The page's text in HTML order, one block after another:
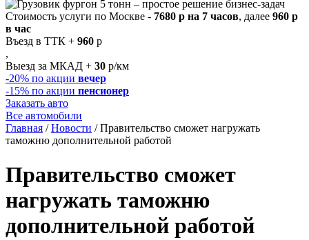
Стоимость услуги по Москве - 7680 р на 7 часов, далее 960 р
в час
Въезд в ТТК + 960 р
,
Выезд за МКАД + 30 р/км
-20% по акции вечер
-15% по акции пенсионер
Заказать авто
Все автомобили
Главная /Новости /Правительство сможет нагружать
таможню дополнительной работой
Правительство сможет
нагружать таможню
дополнительной работой